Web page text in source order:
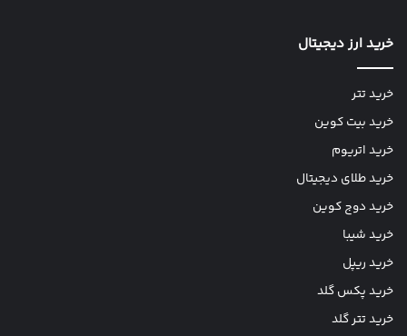
خرید ارز دیجیتال
خرید تتر
خرید بیت کوین
خرید اتریوم
خرید طلای دیجیتال
خرید دوج کوین
خرید شیبا
خرید ریپل
خرید پکس گلد
خرید تتر گلد